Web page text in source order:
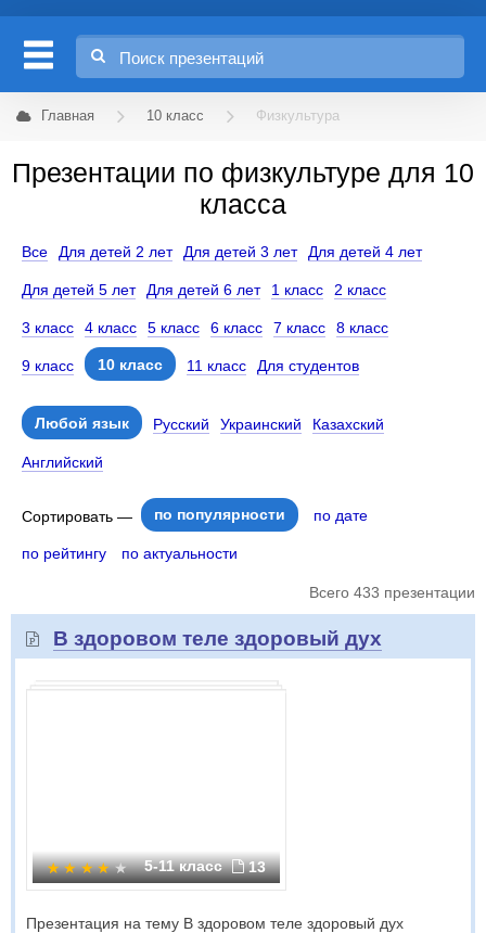
Главная 10 класс Физкультура
Презентации по физкультуре для 10
класса
Все Для детей 2 лет Для детей 3 лет Для детей 4 лет
Для детей 5 лет Для детей 6 лет 1 класс 2 класс
3 класс 4 класс 5 класс 6 класс 7 класс 8 класс
9 класс 10 класс 11 класс Для студентов
Любой язык Русский Украинский Казахский
Английский
Сортировать — по популярности по дате
по рейтингу по актуальности
Всего 433 презентации
В здоровом теле здоровый дух
5-11 класс 13
Презентация на тему В здоровом теле здоровый дух